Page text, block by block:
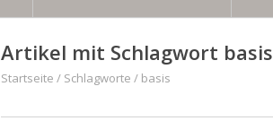
Artikel mit Schlagwort basis
Startseite / Schlagworte / basis